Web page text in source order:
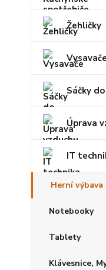
Žehličky
Vysavače
Sáčky
Úprava
IT
Herní výbava
Notebooky
Tablety
Klávesnice,